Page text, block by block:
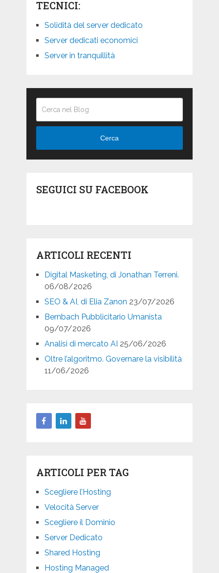
TECNICI:
Solidità del server dedicato
Server dedicati economici
Server in tranquillità
Cerca
SEGUICI SU FACEBOOK
ARTICOLI RECENTI
Digital Masketing, di Jonathan Terreni.
06/08/2026
SEO & AI, di Elia Zanon 23/07/2026
Bernbach Pubblicitario Umanista
09/07/2026
Analisi di mercato AI 25/06/2026
Oltre l’algoritmo. Governare la visibilità
11/06/2026
ARTICOLI PER TAG
Scegliere l’Hosting
Velocità Server
Scegliere il Dominio
Server Dedicato
Shared Hosting
Hosting Managed